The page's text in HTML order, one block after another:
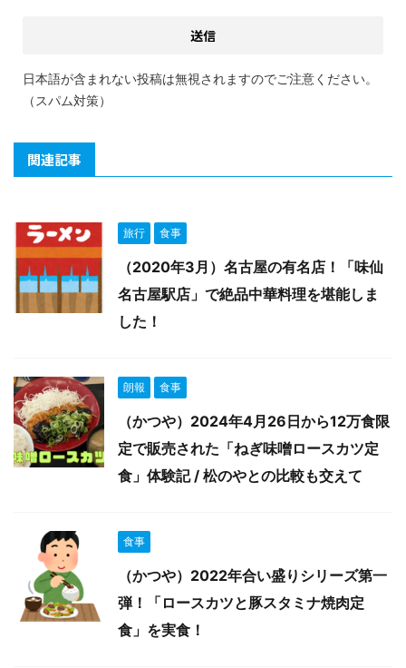
日本語が含まれない投稿は無視されますのでご注意ください。
（スパム対策）
関連記事
旅行 食事
（2020年3月）名古屋の有名店！「味仙
名古屋駅店」で絶品中華料理を堪能しま
した！
朗報 食事
（かつや）2024年4月26日から12万食限
定で販売された「ねぎ味噌ロースカツ定
食」体験記 / 松のやとの比較も交えて
食事
（かつや）2022年合い盛りシリーズ第一
弾！「ロースカツと豚スタミナ焼肉定
食」を実食！